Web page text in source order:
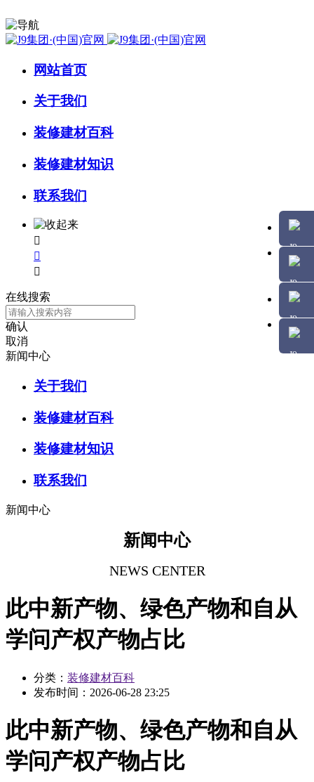
网站首页
关于我们
装修建材百科
装修建材知识
联系我们



在线搜索
确认
取消
新闻中心
关于我们
装修建材百科
装修建材知识
联系我们
新闻中心
新闻中心
NEWS CENTER
此中新产物、绿色产物和自从
学问产权产物占比
分类： 装修建材百科
发布时间： 2026-06-28 23:25
此中新产物、绿色产物和自从
学问产权产物占比